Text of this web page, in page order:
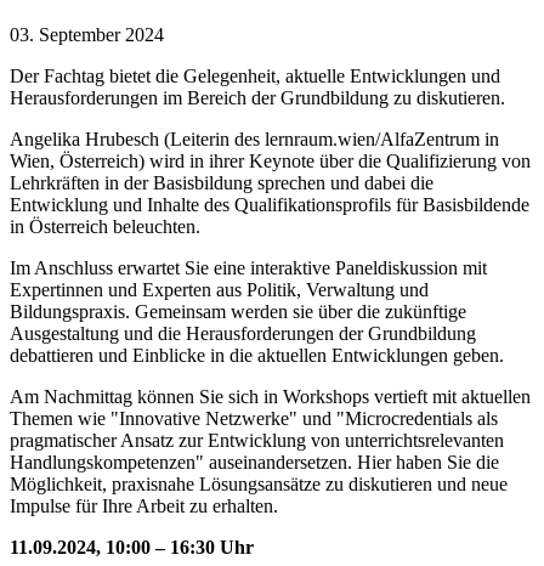
03. September 2024
Der Fachtag bietet die Gelegenheit, aktuelle Entwicklungen und
Herausforderungen im Bereich der Grundbildung zu diskutieren.
Angelika Hrubesch (Leiterin des lernraum.wien/AlfaZentrum in
Wien, Österreich) wird in ihrer Keynote über die Qualifizierung von
Lehrkräften in der Basisbildung sprechen und dabei die
Entwicklung und Inhalte des Qualifikationsprofils für Basisbildende
in Österreich beleuchten.
Im Anschluss erwartet Sie eine interaktive Paneldiskussion mit
Expertinnen und Experten aus Politik, Verwaltung und
Bildungspraxis. Gemeinsam werden sie über die zukünftige
Ausgestaltung und die Herausforderungen der Grundbildung
debattieren und Einblicke in die aktuellen Entwicklungen geben.
Am Nachmittag können Sie sich in Workshops vertieft mit aktuellen
Themen wie "Innovative Netzwerke" und "Microcredentials als
pragmatischer Ansatz zur Entwicklung von unterrichtsrelevanten
Handlungskompetenzen" auseinandersetzen. Hier haben Sie die
Möglichkeit, praxisnahe Lösungsansätze zu diskutieren und neue
Impulse für Ihre Arbeit zu erhalten.
11.09.2024, 10:00 – 16:30 Uhr